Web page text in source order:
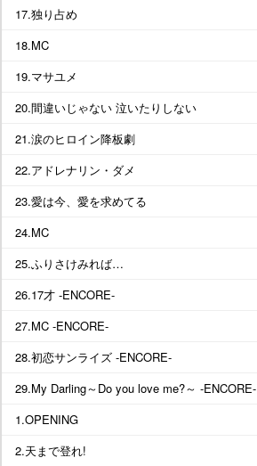
17.独り占め
18.MC
19.マサユメ
20.間違いじゃない 泣いたりしない
21.涙のヒロイン降板劇
22.アドレナリン・ダメ
23.愛は今、愛を求めてる
24.MC
25.ふりさけみれば…
26.17才 -ENCORE-
27.MC -ENCORE-
28.初恋サンライズ -ENCORE-
29.My Darling～Do you love me?～ -ENCORE-
1.OPENING
2.天まで登れ!